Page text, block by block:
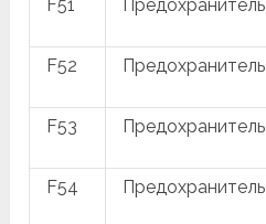
F51 Предохранитель
F52 Предохранитель
F53 Предохранитель
F54 Предохранитель